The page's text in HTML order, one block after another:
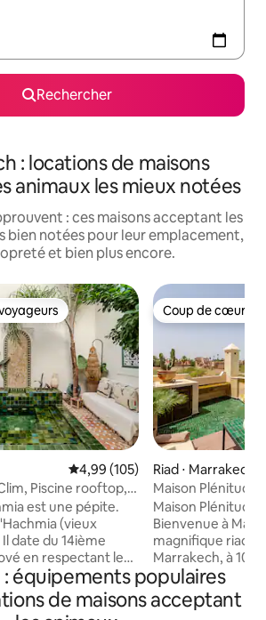
Rechercher
: locations de maisons
animaux les mieux notées
: ces maisons acceptant les
bien notées pour leur emplacement,
et bien plus encore.
les plus appréciés
Évaluation moyenne sur la
4,99 (105)
Piscine rooftop,
est une pépite.
(vieux
date du 14ième
en respectant les
ancestrales
le confort
au cœur de
Coup de cœur
Coup de cœur
Riad ⋅ Marrakech
Maison Plénitude
déjeuner
Maison Plénitude
Bienvenue à
magnifique riad
Marrakech, à 10
Jamaâ El Fna. Le
chambres
de bain privative. Profitez de la piscine
équipements populaires
de maisons acceptant